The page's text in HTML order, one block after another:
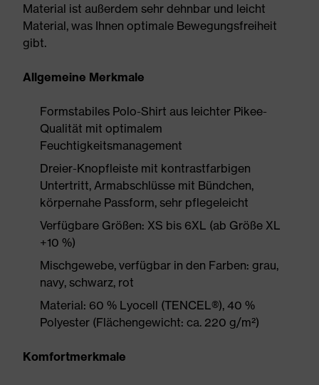
Material ist außerdem sehr dehnbar und leicht
Material, was Ihnen optimale Bewegungsfreiheit
gibt.
Allgemeine Merkmale
Formstabiles Polo-Shirt aus leichter Pikee-
Qualität mit optimalem
Feuchtigkeitsmanagement
Dreier-Knopfleiste mit kontrastfarbigen
Untertritt, Armabschlüsse mit Bündchen,
körpernahe Passform, sehr pflegeleicht
Verfügbare Größen: XS bis 6XL (ab Größe XL
+10 %)
Mischgewebe, verfügbar in den Farben: grau,
navy, schwarz, rot
Material: 60 % Lyocell (TENCEL®), 40 %
Polyester (Flächengewicht: ca. 220 g/m²)
Komfortmerkmale